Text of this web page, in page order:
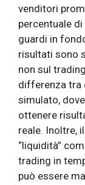
venditori
percentuale
guardi in
risultati sono
non sul
differenza tra
simulato,
ottenere
reale. Inoltre,
“liquidità”
trading in
può essere